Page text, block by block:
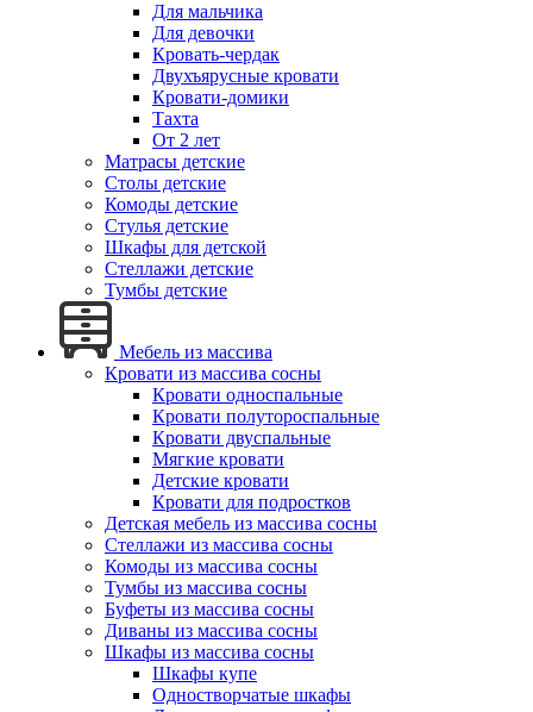
Для мальчика
Для девочки
Кровать-чердак
Двухъярусные кровати
Кровати-домики
Тахта
От 2 лет
Матрасы детские
Столы детские
Комоды детские
Стулья детские
Шкафы для детской
Стеллажи детские
Тумбы детские
Мебель из массива
Кровати из массива сосны
Кровати односпальные
Кровати полутороспальные
Кровати двуспальные
Мягкие кровати
Детские кровати
Кровати для подростков
Детская мебель из массива сосны
Стеллажи из массива сосны
Комоды из массива сосны
Тумбы из массива сосны
Буфеты из массива сосны
Диваны из массива сосны
Шкафы из массива сосны
Шкафы купе
Одностворчатые шкафы